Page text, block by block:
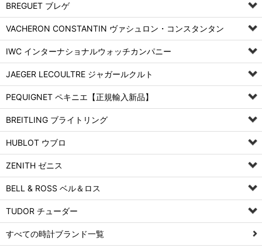
BREGUET ブレゲ
VACHERON CONSTANTIN ヴァシュロン・コンスタンタン
IWC インターナショナルウォッチカンパニー
JAEGER LECOULTRE ジャガールクルト
PEQUIGNET ペキニエ【正規輸入新品】
BREITLING ブライトリング
HUBLOT ウブロ
ZENITH ゼニス
BELL & ROSS ベル＆ロス
TUDOR チューダー
すべての時計ブランド一覧